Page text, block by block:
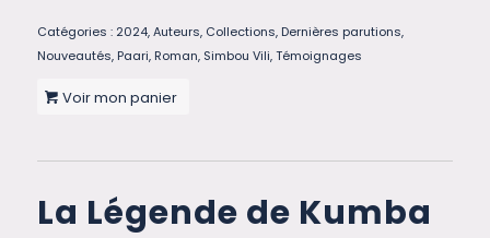
Catégories : 2024,Auteurs, Collections, Dernières parutions,
Nouveautés, Paari, Roman, Simbou Vili,Témoignages
Voir mon panier
La Légende de Kumba